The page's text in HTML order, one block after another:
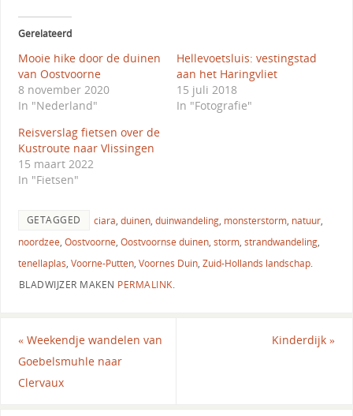
Gerelateerd
Mooie hike door de duinen
van Oostvoorne
8 november 2020
In "Nederland"
Hellevoetsluis: vestingstad
aan het Haringvliet
15 juli 2018
In "Fotografie"
Reisverslag fietsen over de
Kustroute naar Vlissingen
15 maart 2022
In "Fietsen"
GETAGGED ciara, duinen, duinwandeling, monsterstorm, natuur,
noordzee, Oostvoorne, Oostvoornse duinen, storm, strandwandeling,
tenellaplas, Voorne-Putten, Voornes Duin, Zuid-Hollands landschap.
BLADWIJZER MAKEN PERMALINK.
«Weekendje wandelen van
Goebelsmuhle naar
Clervaux
Kinderdijk»